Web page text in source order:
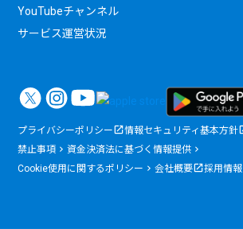
YouTubeチャンネル
サービス運営状況
プライバシーポリシー 情報セキュリティ基本方針
禁止事項
資金決済法に基づく情報提供
Cookie使用に関するポリシー
会社概要 採用情報